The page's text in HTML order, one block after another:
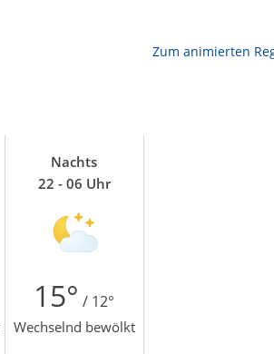
Nachts
22 - 06 Uhr
15° / 12°
Wechselnd bewölkt
Zum animierten